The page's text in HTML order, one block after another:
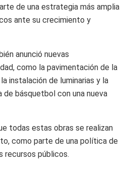
de una estrategia más amplia
ante su crecimiento y
anunció nuevas
como la pavimentación de la
instalación de luminarias y la
de básquetbol con una nueva
todas estas obras se realizan
como parte de una política de
recursos públicos.